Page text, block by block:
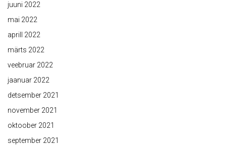
juuni 2022
mai 2022
aprill 2022
märts 2022
veebruar 2022
jaanuar 2022
detsember 2021
november 2021
oktoober 2021
september 2021